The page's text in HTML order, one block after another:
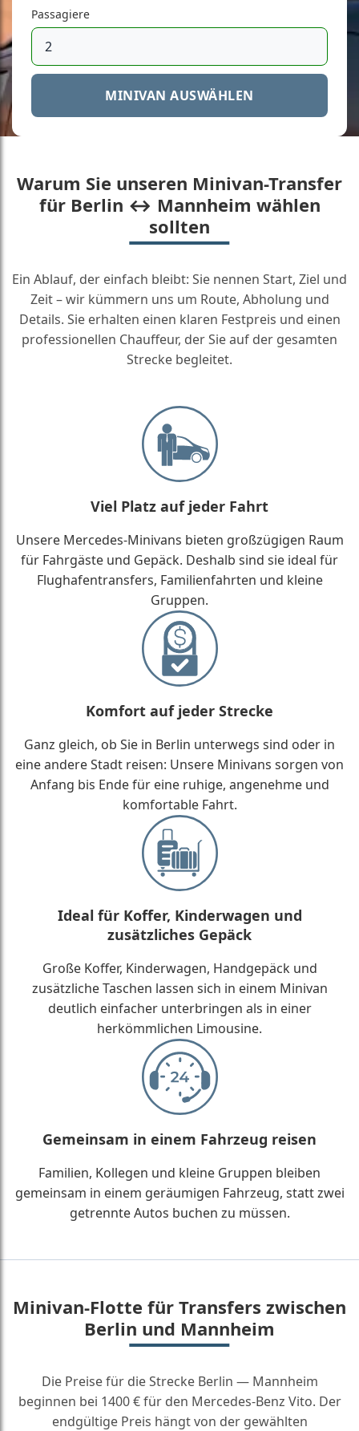
Passagiere
MINIVAN AUSWÄHLEN
Warum Sie unseren Minivan-Transfer
für Berlin ↔ Mannheim wählen
sollten
Ein Ablauf, der einfach bleibt: Sie nennen Start, Ziel und
Zeit – wir kümmern uns um Route, Abholung und
Details. Sie erhalten einen klaren Festpreis und einen
professionellen Chauffeur, der Sie auf der gesamten
Strecke begleitet.
Viel Platz auf jeder Fahrt
Unsere Mercedes-Minivans bieten großzügigen Raum
für Fahrgäste und Gepäck. Deshalb sind sie ideal für
Flughafentransfers, Familienfahrten und kleine
Gruppen.
Komfort auf jeder Strecke
Ganz gleich, ob Sie in Berlin unterwegs sind oder in
eine andere Stadt reisen: Unsere Minivans sorgen von
Anfang bis Ende für eine ruhige, angenehme und
komfortable Fahrt.
Ideal für Koffer, Kinderwagen und
zusätzliches Gepäck
Große Koffer, Kinderwagen, Handgepäck und
zusätzliche Taschen lassen sich in einem Minivan
deutlich einfacher unterbringen als in einer
herkömmlichen Limousine.
Gemeinsam in einem Fahrzeug reisen
Familien, Kollegen und kleine Gruppen bleiben
gemeinsam in einem geräumigen Fahrzeug, statt zwei
getrennte Autos buchen zu müssen.
Minivan-Flotte für Transfers zwischen
Berlin und Mannheim
Die Preise für die Strecke Berlin — Mannheim
beginnen bei 1400 € für den Mercedes-Benz Vito. Der
endgültige Preis hängt von der gewählten